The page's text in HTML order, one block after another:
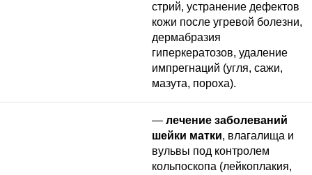
стрий, устранение дефектов
кожи после угревой болезни,
дермабразия
гиперкератозов, удаление
импрегнаций (угля, сажи,
мазута, пороха).
— лечение заболеваний
шейки матки, влагалища и
вульвы под контролем
кольпоскопа (лейкоплакия,